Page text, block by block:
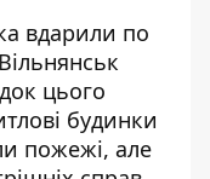
вдарили по
цього
будинки
пожежі, але